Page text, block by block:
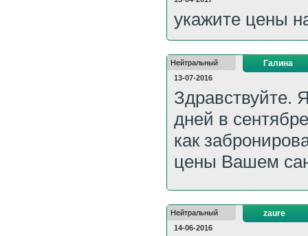
укажите цены
Нейтральный
13-07-2016
Галина
Здравствуйте.
дней в
как
цены Вашем
Нейтральный
14-06-2016
zaure